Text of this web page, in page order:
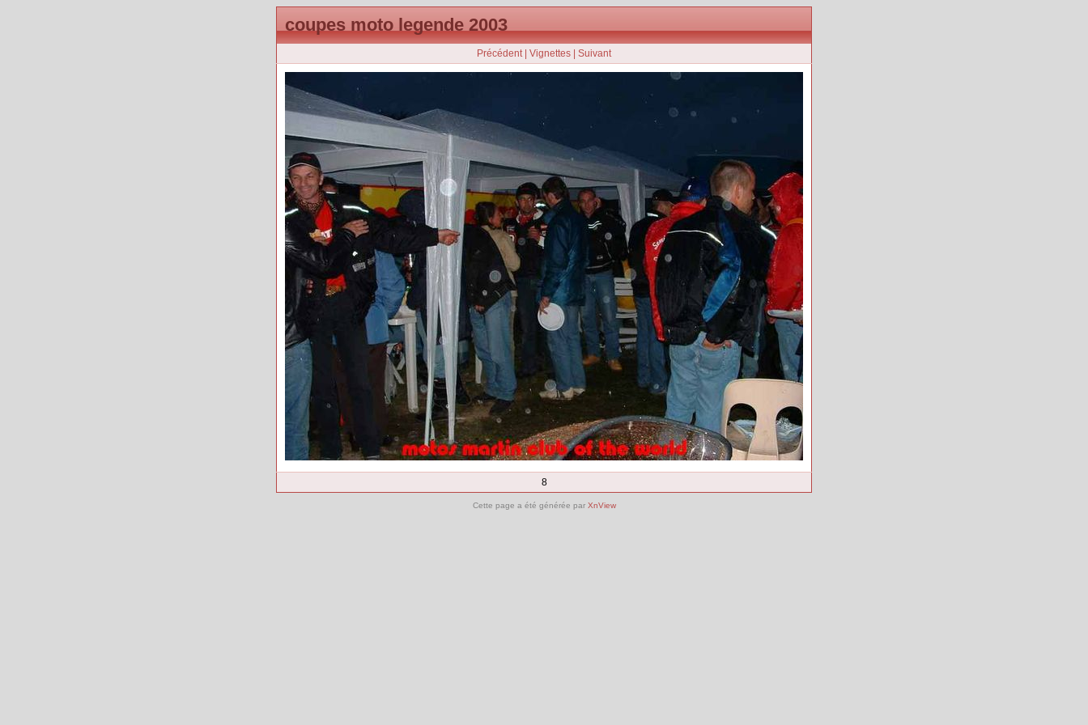
coupes moto legende 2003
Précédent| Vignettes Suivant
8
Cette page a été générée par XnView